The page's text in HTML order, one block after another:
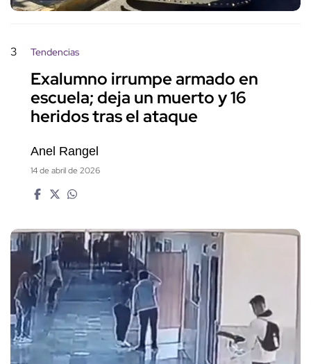
3 Tendencias
Exalumno irrumpe armado en
escuela; deja un muerto y 16
heridos tras el ataque
Anel Rangel
14 de abril de 2026